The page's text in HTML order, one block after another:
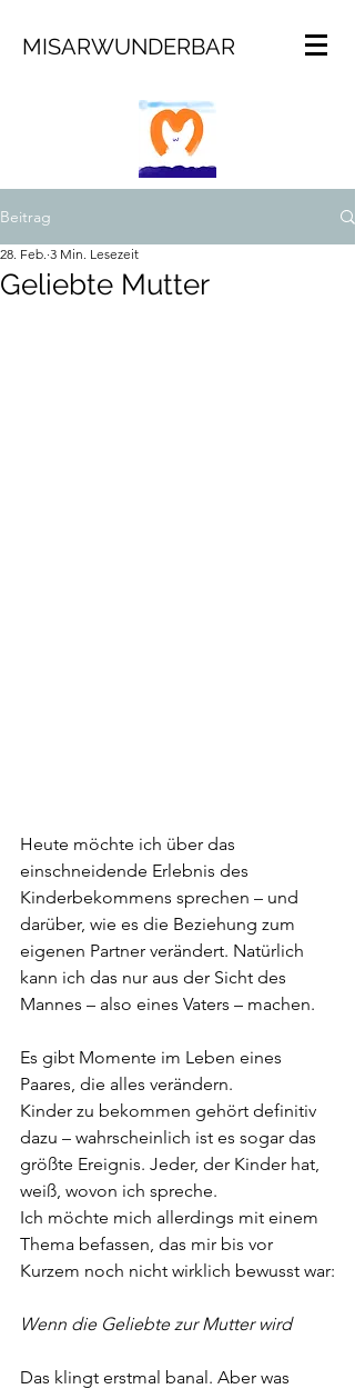
MISARWUNDERBAR
Beitrag
Geliebte Mutter
28. Feb. 3 Min. Lesezeit
Heute möchte ich über das
einschneidende Erlebnis des
Kinderbekommens sprechen – und
darüber, wie es die Beziehung zum
eigenen Partner verändert. Natürlich
kann ich das nur aus der Sicht des
Mannes – also eines Vaters – machen.
Es gibt Momente im Leben eines
Paares, die alles verändern.
Kinder zu bekommen gehört definitiv
dazu – wahrscheinlich ist es sogar das
größte Ereignis. Jeder, der Kinder hat,
weiß, wovon ich spreche.
Ich möchte mich allerdings mit einem
Thema befassen, das mir bis vor
Kurzem noch nicht wirklich bewusst war:
Wenn die Geliebte zur Mutter wird
Das klingt erstmal banal. Aber was